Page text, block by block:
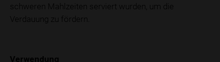
schweren Mahlzeiten serviert wurden, um die
Verdauung zu fördern.
Verwendung